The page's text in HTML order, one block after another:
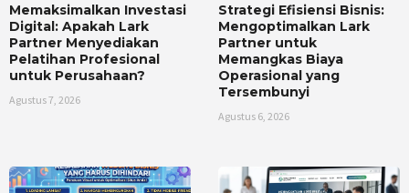
Memaksimalkan Investasi
Digital: Apakah Lark
Partner Menyediakan
Pelatihan Profesional
untuk Perusahaan?
Agustus 7, 2026
Strategi Efisiensi Bisnis:
Mengoptimalkan Lark
Partner untuk
Memangkas Biaya
Operasional yang
Tersembunyi
Agustus 6, 2026